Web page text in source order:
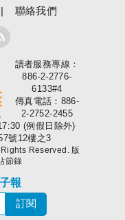
聯絡我們
大家健康
讀者服務專線：
886-2-2776-
6133#4
傳真電話：886-
2-2752-2455
(例假日除外)
號12樓之3
Reserved. 版
節錄
報